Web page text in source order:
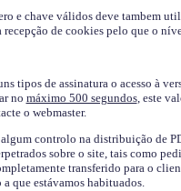
e chave válidos deve tambem
recepção de cookies pelo que o
tipos de assinatura o acesso à
no máximo 500 segundos, este
o webmaster.
controlo na distribuição de
sobre o site, tais como
transferido para o
que estávamos habituados.